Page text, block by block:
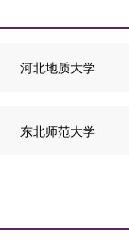
河北地质大学
东北师范大学